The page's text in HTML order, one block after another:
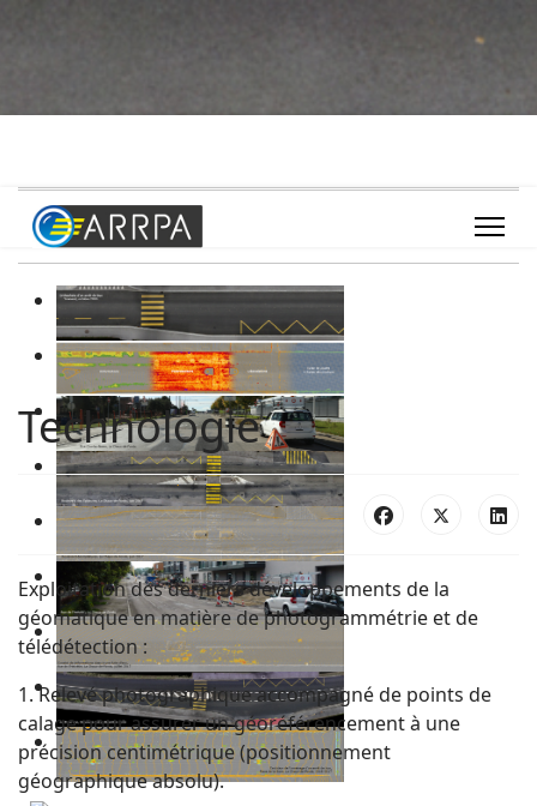
Technologie
Exploitation des derniers développements de la
géomatique en matière de photogrammétrie et de
télédétection :
1. Relevé photographique accompagné de points de
calage pour assurer un géoréférencement à une
précision centimétrique (positionnement
géographique absolu).